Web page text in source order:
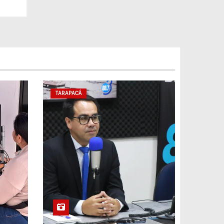
TARAPACÁ